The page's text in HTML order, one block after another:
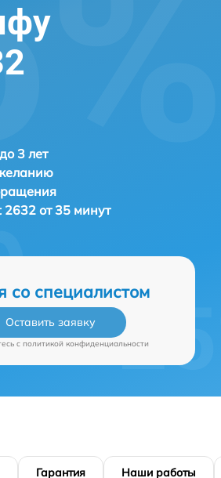
3 лет
2632 от 35 минут
со специалистом
Оставить заявку
c политикой конфиденциальности
Гарантия Наши работы